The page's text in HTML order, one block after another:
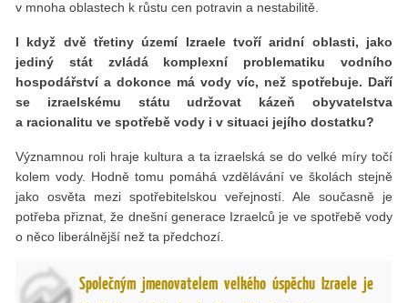
v mnoha oblastech k růstu cen potravin a nestabilitě.
I když dvě třetiny území Izraele tvoří aridní oblasti, jako
jediný stát zvládá komplexní problematiku vodního
hospodářství a dokonce má vody víc, než spotřebuje. Daří
se izraelskému státu udržovat kázeň obyvatelstva
a racionalitu ve spotřebě vody i v situaci jejího dostatku?
Významnou roli hraje kultura a ta izraelská se do velké míry točí
kolem vody. Hodně tomu pomáhá vzdělávání ve školách stejně
jako osvěta mezi spotřebitelskou veřejností. Ale současně je
potřeba přiznat, že dnešní generace Izraelců je ve spotřebě vody
o něco liberálnější než ta předchozí.
Společným jmenovatelem velkého úspěchu Izraele je